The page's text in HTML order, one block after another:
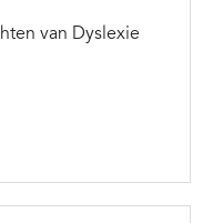
van Dyslexie